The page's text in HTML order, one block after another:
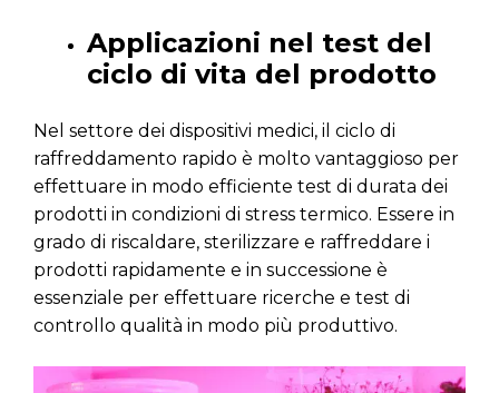
Applicazioni nel test del
ciclo di vita del prodotto
Nel settore dei dispositivi medici, il ciclo di
raffreddamento rapido è molto vantaggioso per
effettuare in modo efficiente test di durata dei
prodotti in condizioni di stress termico. Essere in
grado di riscaldare, sterilizzare e raffreddare i
prodotti rapidamente e in successione è
essenziale per effettuare ricerche e test di
controllo qualità in modo più produttivo.